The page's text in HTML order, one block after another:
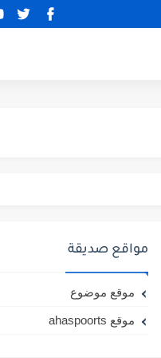
مواقع صديقة
موقع موضوع
موقع ahaspoorts